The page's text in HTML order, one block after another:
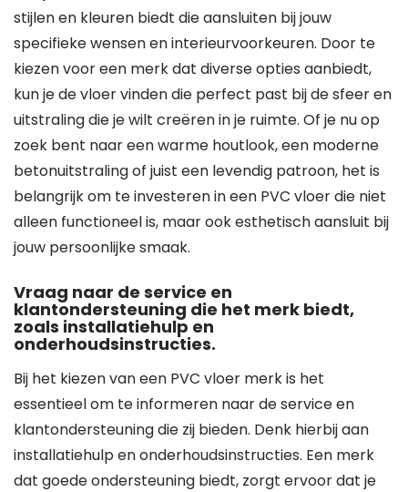
stijlen en kleuren biedt die aansluiten bij jouw
specifieke wensen en interieurvoorkeuren. Door te
kiezen voor een merk dat diverse opties aanbiedt,
kun je de vloer vinden die perfect past bij de sfeer en
uitstraling die je wilt creëren in je ruimte. Of je nu op
zoek bent naar een warme houtlook, een moderne
betonuitstraling of juist een levendig patroon, het is
belangrijk om te investeren in een PVC vloer die niet
alleen functioneel is, maar ook esthetisch aansluit bij
jouw persoonlijke smaak.
Vraag naar de service en
klantondersteuning die het merk biedt,
zoals installatiehulp en
onderhoudsinstructies.
Bij het kiezen van een PVC vloer merk is het
essentieel om te informeren naar de service en
klantondersteuning die zij bieden. Denk hierbij aan
installatiehulp en onderhoudsinstructies. Een merk
dat goede ondersteuning biedt, zorgt ervoor dat je